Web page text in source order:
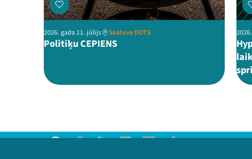
2026. gada 11. jūlijs Skatuve DOTS
Politiķu CEPIENS